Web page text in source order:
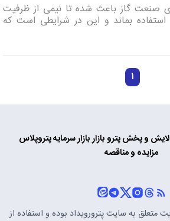
صنعت گاز باعث شده تا نیمی از ظرفیت
بماند و این در شرایطی است که
۱
و پخشپترو بازاربازار سرمایهپتروپلاس
مزایده و مناقصه
متعلق به سایتپترورویداد بوده و استفاده از